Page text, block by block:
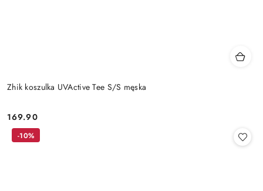
Zhik koszulka UVActive Tee S/S męska
Cena:
169.90
-10%